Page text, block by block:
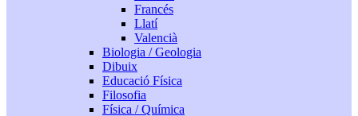
Francés
Llatí
Valencià
Biologia / Geologia
Dibuix
Educació Física
Filosofia
Física / Química